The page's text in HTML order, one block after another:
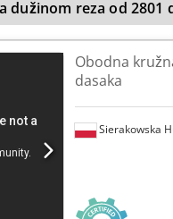
precizno pozicioniranje,
granične
(PLC kontrola) sa lako
ruci. • Jedan crveni
„Easyfix“ sistema za
dva gasna amortizera. •
testere: Ø 80 mm. •
o Gornji desni priključak
o Brzina vazduha za
vazduha: 6–8
nudi za prodaju u ime
dužinom reza od 2801
Sierakowska
Obodna
dasaka